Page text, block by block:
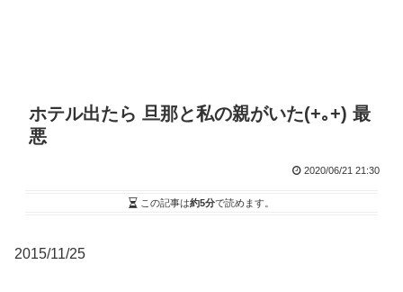
ホテル出たら 旦那と私の親がいた(+｡+) 最
悪
2020/06/21 21:30
この記事は約5分で読めます。
2015/11/25